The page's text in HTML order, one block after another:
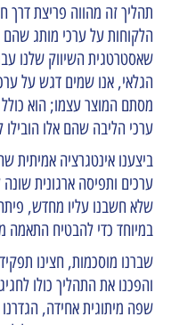
תהליך זה מהווה פריצת
הלקוחות על ערכי מותג
שאסטרטגית השיווק שלנו
הגלאי, אנו שמים דגש על
מסתם המוצר עצמו; הוא
ערכי הליבה שהם אלו
ביצענו אינטגרציה
ערכים ותפיסה ארגונית
שלא חשבנו עליו מחדש,
במיוחד כדי להבטיח התאמה
שברנו מוסכמות, חצינו
והפכנו את התהליך כולו
שפה מיתוגית אחידה,